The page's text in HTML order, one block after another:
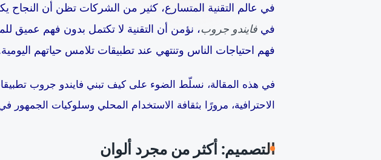
فيفايندو جروب، نؤمن أن التقنية لا تكتمل بدون فهم عميق
فهم احتياجات الناس وتنتهي عند تطبيقات تلامس حياتهم
في هذه المقالة، نسلّط الضوء على كيف تبني فايندو جروب
الاحترافية، مرورًا بثقافة الاستخدام المحلي وسلوكيات الجمهور
التصميم: أكثر من مجرد ألوان